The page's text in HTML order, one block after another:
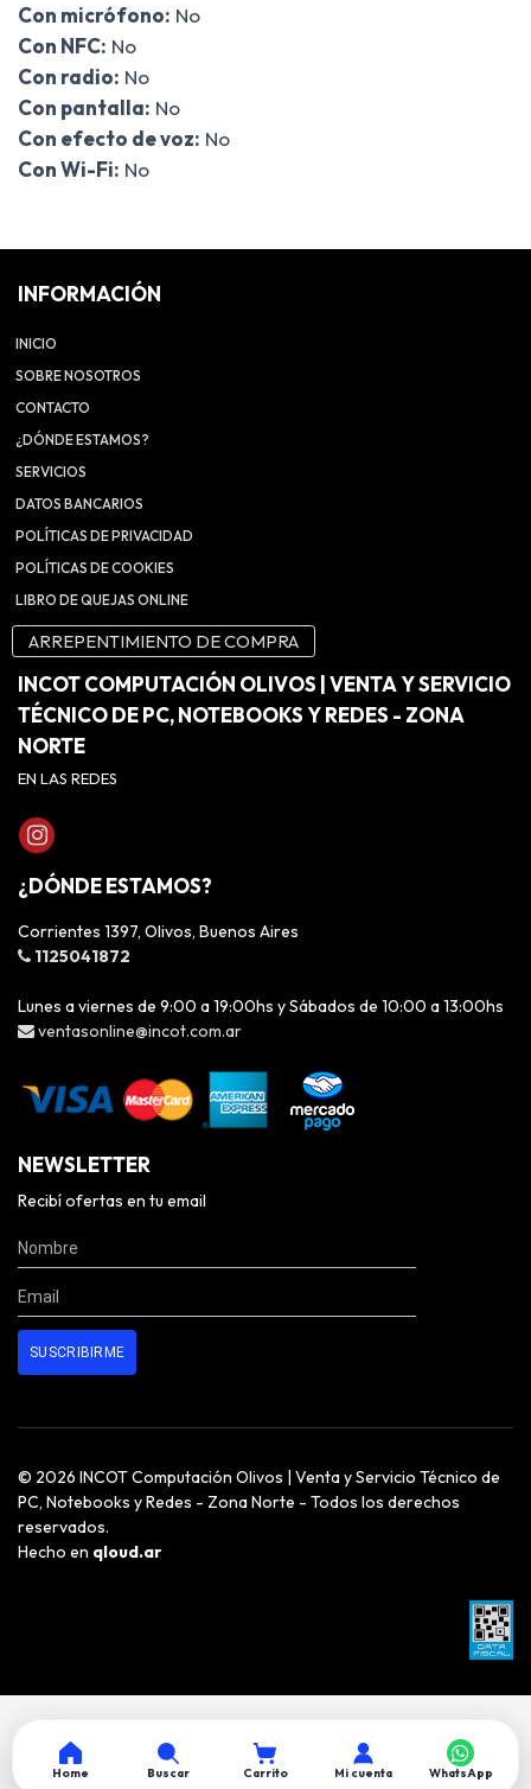
Con micrófono: No
Con NFC: No
Con radio: No
Con pantalla: No
Con efecto de voz: No
Con Wi-Fi: No
INFORMACIÓN
INICIO
SOBRE NOSOTROS
CONTACTO
¿DÓNDE ESTAMOS?
SERVICIOS
DATOS BANCARIOS
POLÍTICAS DE PRIVACIDAD
POLÍTICAS DE COOKIES
LIBRO DE QUEJAS ONLINE
ARREPENTIMIENTO DE COMPRA
INCOT COMPUTACIÓN OLIVOS | VENTA Y SERVICIO
TÉCNICO DE PC, NOTEBOOKS Y REDES - ZONA
NORTE
EN LAS REDES
¿DÓNDE ESTAMOS?
Corrientes 1397, Olivos, Buenos Aires
1125041872
Lunes a viernes de 9:00 a 19:00hs y Sábados de 10:00 a 13:00hs
ventasonline@incot.com.ar
NEWSLETTER
Recibí ofertas en tu email
© 2026 INCOT Computación Olivos | Venta y Servicio Técnico de
PC, Notebooks y Redes - Zona Norte - Todos los derechos
reservados.
Hecho en qloud.ar
Home Buscar Carrito Mi cuenta